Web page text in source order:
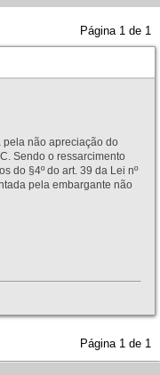
Página 1 de 1
pela não apreciação do
Sendo o ressarcimento
do §4º do art. 39 da Lei nº
pela embargante não
Página 1 de 1